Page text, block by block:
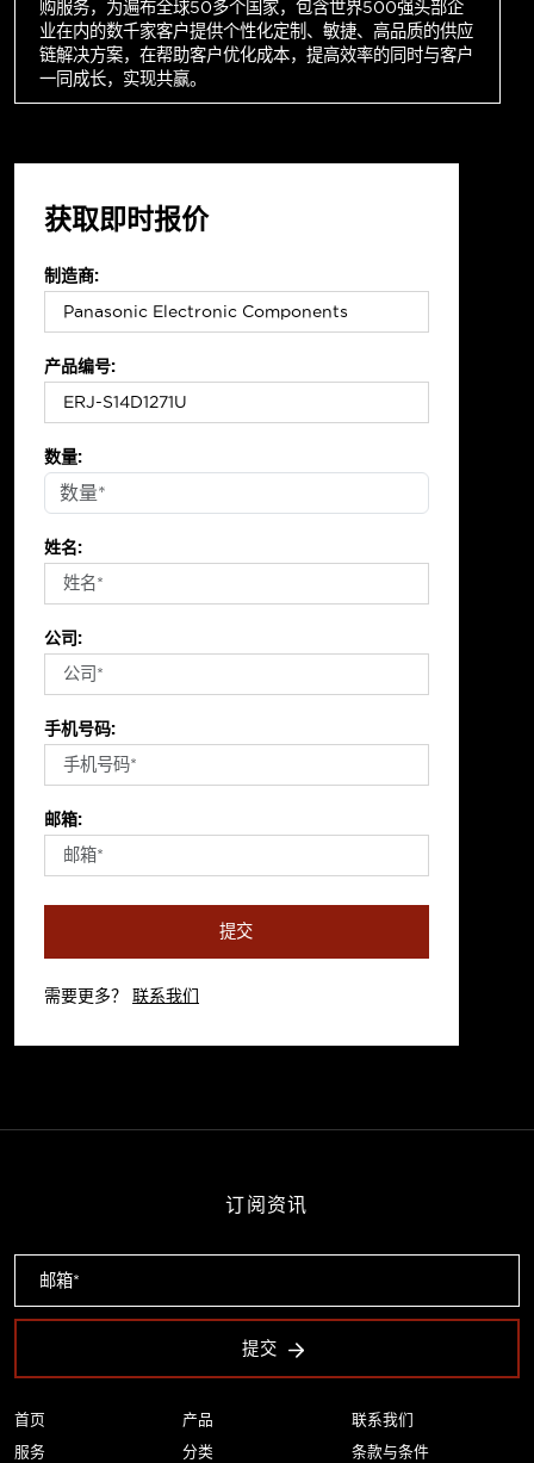
购服务，为遍布全球50多个国家，包含世界500强头部企
业在内的数千家客户提供个性化定制、敏捷、高品质的供应
链解决方案，在帮助客户优化成本，提高效率的同时与客户
一同成长，实现共赢。
获取即时报价
制造商:
产品编号:
数量:
姓名:
公司:
手机号码:
邮箱:
提交
需要更多？ 联系我们
首页
服务
产品
分类
联系我们
条款与条件
订阅资讯
提交